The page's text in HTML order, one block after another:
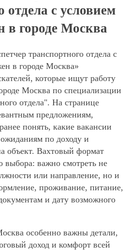
отдела с условием
в городе Москва
транспортного отдела с
в городе Москва»
которые ищут работу
Москва по специализации
отдела". На странице
предложениям,
понять, какие вакансии
по доходу и
объект. Вахтовый формат
выбора: важно смотреть не
или направление, но и
проживание, питание,
и дату возможного
особенно важны детали,
доход и комфорт всей